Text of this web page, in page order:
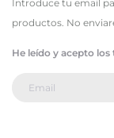
Introduce tu email
productos. No
He leído y acepto